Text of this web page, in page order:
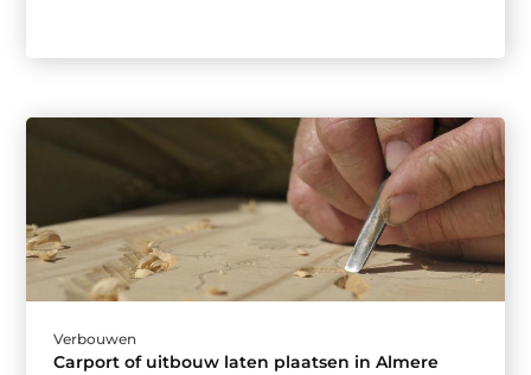
Verbouwen
Carport of uitbouw laten plaatsen in Almere